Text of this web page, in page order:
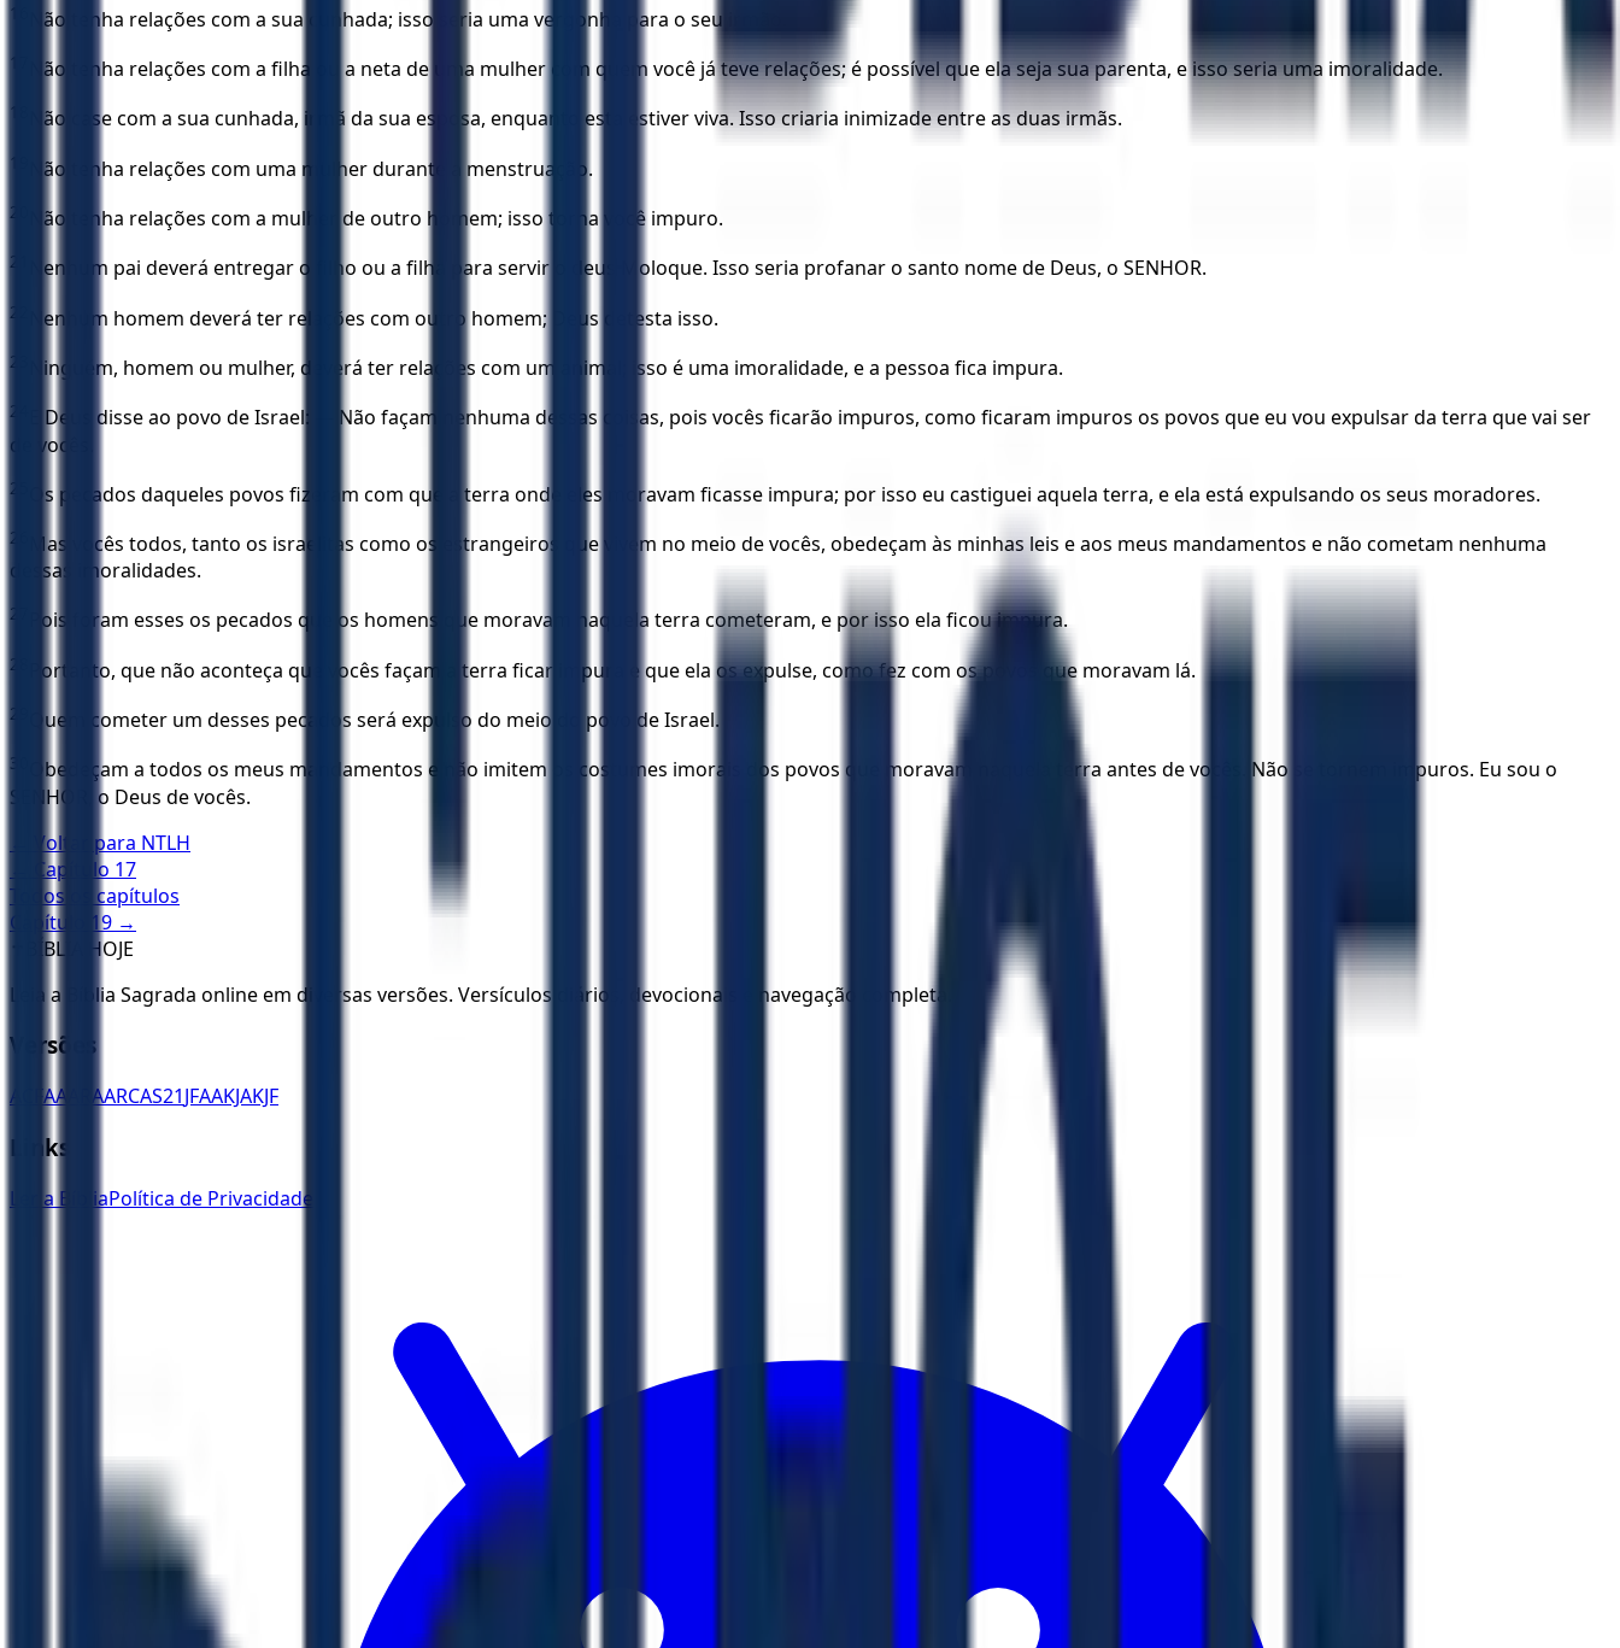
16 Não tenha relações com a sua cunhada; isso seria uma vergonha para o seu irmão.
17 Não tenha relações com a filha ou a neta de uma mulher com quem você já teve relações; é possível que ela seja sua parenta, e isso seria uma imoralidade.
18 Não case com a sua cunhada, irmã da sua esposa, enquanto esta estiver viva. Isso criaria inimizade entre as duas irmãs.
19 Não tenha relações com uma mulher durante a menstruação.
20 Não tenha relações com a mulher de outro homem; isso torna você impuro.
21 Nenhum pai deverá entregar o filho ou a filha para servir o deus Moloque. Isso seria profanar o santo nome de Deus, o SENHOR.
22 Nenhum homem deverá ter relações com outro homem; Deus detesta isso.
23 Ninguém, homem ou mulher, deverá ter relações com um animal; isso é uma imoralidade, e a pessoa fica impura.
24
E Deus disse ao povo de Israel: — Não façam nenhuma dessas coisas, pois vocês ficarão impuros, como ficaram impuros os povos que eu vou expulsar da terra que vai ser
de vocês.
25 Os pecados daqueles povos fizeram com que a terra onde eles moravam ficasse impura; por isso eu castiguei aquela terra, e ela está expulsando os seus moradores.
26
Mas vocês todos, tanto os israelitas como os estrangeiros que vivem no meio de vocês, obedeçam às minhas leis e aos meus mandamentos e não cometam nenhuma
dessas imoralidades.
27 Pois foram esses os pecados que os homens que moravam naquela terra cometeram, e por isso ela ficou impura.
28 Portanto, que não aconteça que vocês façam a terra ficar impura e que ela os expulse, como fez com os povos que moravam lá.
29 Quem cometer um desses pecados será expulso do meio do povo de Israel.
30
Obedeçam a todos os meus mandamentos e não imitem os costumes imorais dos povos que moravam naquela terra antes de vocês. Não se tornem impuros. Eu sou o
SENHOR, o Deus de vocês.
← Voltar para NTLH
← Capítulo 17
Todos os capítulos
Capítulo
19 →
BÍBLIA HOJE
Leia a Bíblia Sagrada online em diversas versões. Versículos diários, devocionais e navegação completa.
Versões
ACFAA ARAARCAS21JFAAKJAKJF
Links
Ler a BíbliaPolítica de Privacidade